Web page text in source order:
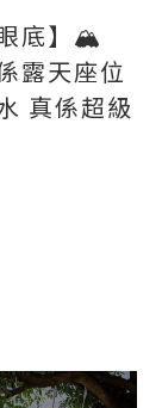
底】🏔️
露天座位
真係超級